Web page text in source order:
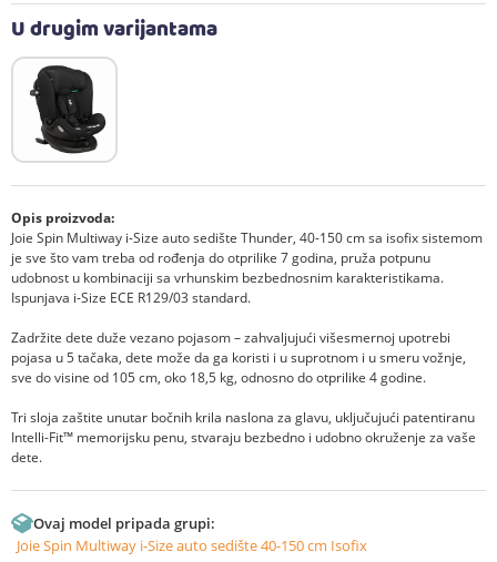
U drugim varijantama
Opis proizvoda:
Joie Spin Multiway i-Size auto sedište Thunder, 40-150 cm sa isofix sistemom
je sve što vam treba od rođenja do otprilike 7 godina, pruža potpunu
udobnost u kombinaciji sa vrhunskim bezbednosnim karakteristikama.
Ispunjava i-Size ECE R129/03 standard.
Zadržite dete duže vezano pojasom – zahvaljujući višesmernoj upotrebi
pojasa u 5 tačaka, dete može da ga koristi i u suprotnom i u smeru vožnje,
sve do visine od 105 cm, oko 18,5 kg, odnosno do otprilike 4 godine.
Tri sloja zaštite unutar bočnih krila naslona za glavu, uključujući patentiranu
Intelli-Fit™ memorijsku penu, stvaraju bezbedno i udobno okruženje za vaše
dete.
Ovaj model pripada grupi:
Joie Spin Multiway i-Size auto sedište 40-150 cm Isofix